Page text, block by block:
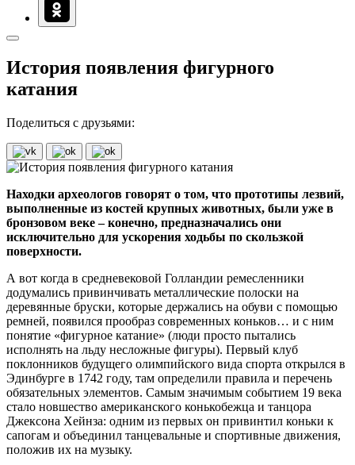
История появления фигурного
катания
Поделиться с друзьями:
Находки археологов говорят о том, что прототипы лезвий,
выполненные из костей крупных животных, были уже в
бронзовом веке – конечно, предназначались они
исключительно для ускорения ходьбы по скользкой
поверхности.
А вот когда в средневековой Голландии ремесленники
додумались привинчивать металлические полоски на
деревянные бруски, которые держались на обуви с помощью
ремней, появился прообраз современных коньков… и с ним
понятие «фигурное катание» (люди просто пытались
исполнять на льду несложные фигуры). Первый клуб
поклонников будущего олимпийского вида спорта открылся в
Эдинбурге в 1742 году, там определили правила и перечень
обязательных элементов. Самым значимым событием 19 века
стало новшество американского конькобежца и танцора
Джексона Хейнза: одним из первых он привинтил коньки к
сапогам и объединил танцевальные и спортивные движения,
положив их на музыку.